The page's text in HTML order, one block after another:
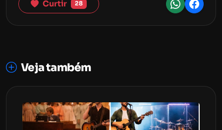
Curtir 28
Veja também